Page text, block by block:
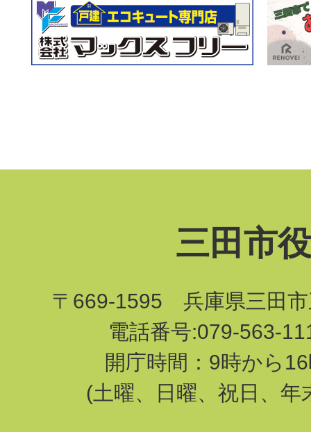
三田市
〒669-1595 兵庫県三田市
電話番号:079-563-
開庁時間：9時から
(土曜、日曜、祝日、年